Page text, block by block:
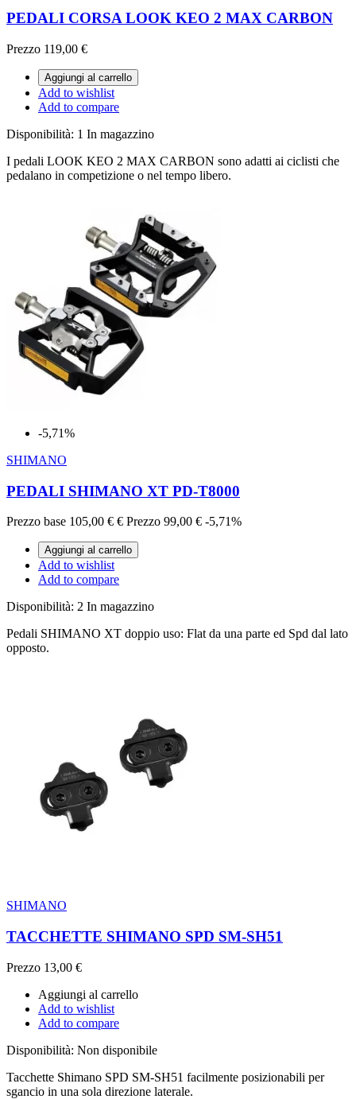
PEDALI CORSA LOOK KEO 2 MAX CARBON
Prezzo 119,00 €
Aggiungi al carrello
Add to wishlist
Add to compare
Disponibilità: 1 In magazzino
I pedali LOOK KEO 2 MAX CARBON sono adatti ai ciclisti che
pedalano in competizione o nel tempo libero.
-5,71%
SHIMANO
PEDALI SHIMANO XT PD-T8000
Prezzo base 105,00 € € Prezzo 99,00 € -5,71%
Aggiungi al carrello
Add to wishlist
Add to compare
Disponibilità: 2 In magazzino
Pedali SHIMANO XT doppio uso: Flat da una parte ed Spd dal lato
opposto.
SHIMANO
TACCHETTE SHIMANO SPD SM-SH51
Prezzo 13,00 €
Aggiungi al carrello
Add to wishlist
Add to compare
Disponibilità: Non disponibile
Tacchette Shimano SPD SM-SH51 facilmente posizionabili per
sgancio in una sola direzione laterale.